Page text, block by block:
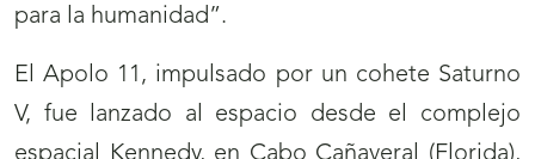
para la humanidad”.
El Apolo 11, impulsado por un cohete Saturno
V, fue lanzado al espacio desde el complejo